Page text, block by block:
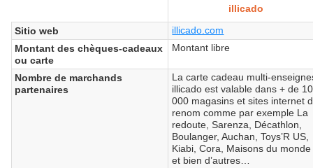
illicado
Sitio web
illicado.com
Montant des chèques-cadeaux
ou carte
Montant libre
Nombre de marchands
partenaires
La carte cadeau multi-
illicado est valable dans + de 10
000 magasins et sites internet
renom comme par exemple La
redoute, Sarenza, Décathlon,
Boulanger, Auchan, Toys’R US,
Kiabi, Cora, Maisons du monde
et bien d’autres…